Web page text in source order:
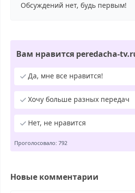
Обсуждений нет, будь первым!
Вам нравится peredacha-
Да, мне все нравится!
Хочу больше разных передач
Нет, не нравится
Проголосовало: 792
Новые комментарии